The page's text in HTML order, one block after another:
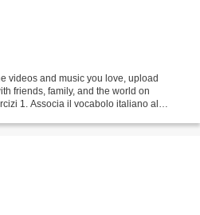
videos and music you love, upload
friends, family, and the world on
1. Associa il vocabolo italiano al